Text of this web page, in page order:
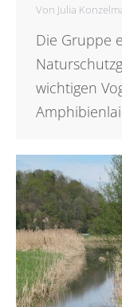
Von Julia
Die Gruppe
wichtigen